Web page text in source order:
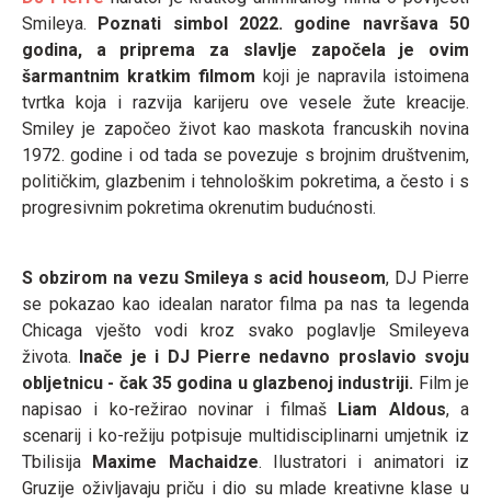
Smileya. Poznati simbol 2022. godine navršava 50
godina, a priprema za slavlje započela je ovim
šarmantnim kratkim filmom koji je napravila istoimena
tvrtka koja i razvija karijeru ove vesele žute kreacije.
Smiley je započeo život kao maskota francuskih novina
1972. godine i od tada se povezuje s brojnim društvenim,
političkim, glazbenim i tehnološkim pokretima, a često i s
progresivnim pokretima okrenutim budućnosti.
S obzirom na vezu Smileya s acid houseom, DJ Pierre
se pokazao kao idealan narator filma pa nas ta legenda
Chicaga vješto vodi kroz svako poglavlje Smileyeva
života. Inače je i DJ Pierre nedavno proslavio svoju
obljetnicu - čak 35 godina u glazbenoj industriji. Film je
napisao i ko-režirao novinar i filmaš Liam Aldous, a
scenarij i ko-režiju potpisuje multidisciplinarni umjetnik iz
Tbilisija Maxime Machaidze. Ilustratori i animatori iz
Gruzije oživljavaju priču i dio su mlade kreativne klase u